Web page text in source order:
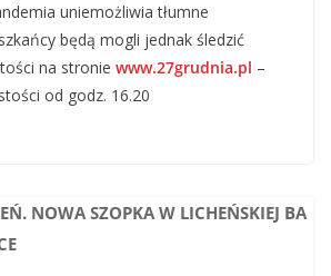
uniemożliwia tłumne
będą mogli jednak śledzić
na stronie www.27grudnia.pl –
od godz. 16.20
NOWA SZOPKA W LICHEŃSKIEJ BA